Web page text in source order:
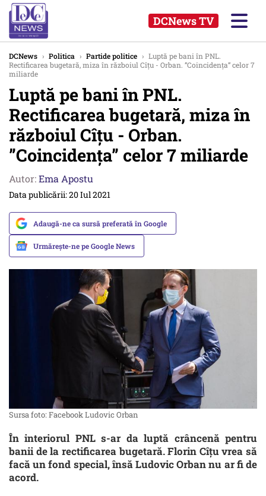
DCNews TV
DCNews › Politica › Partide politice › Luptă pe bani în PNL.
Rectificarea bugetară, miza în războiul Cîțu - Orban. ”Coincidența” celor 7
miliarde
Luptă pe bani în PNL.
Rectificarea bugetară, miza în
războiul Cîțu - Orban.
”Coincidența” celor 7 miliarde
Autor:Ema Apostu
Data publicării: 20 Iul 2021
Adaugă-ne ca sursă preferată în Google
Urmărește-ne pe Google News
Sursa foto: Facebook Ludovic Orban
În interiorul PNL s-ar da luptă crâncenă pentru
banii de la rectificarea bugetară. Florin Cîțu vrea să
facă un fond special, însă Ludovic Orban nu ar fi de
acord.